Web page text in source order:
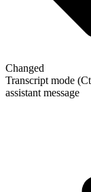
Changed
Transcript mode
assistant message